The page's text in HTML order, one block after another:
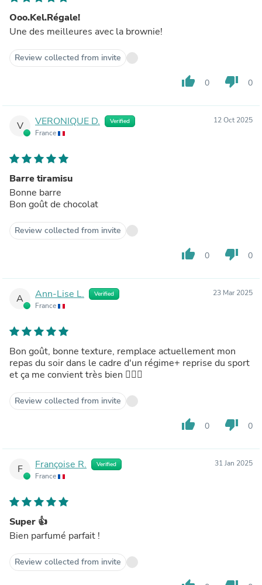
Ooo.Kel.Régale!
Une des meilleures avec la brownie!
Review collected from invite
thumb_up 0 thumb_down 0
V VERONIQUE D. Verified
France
12 Oct 2025
Barre tiramisu
Bonne barre
Bon goût de chocolat
Review collected from invite
thumb_up 0 thumb_down 0
A Ann-Lise L. Verified
France
23 Mar 2025
Bon goût, bonne texture, remplace actuellement mon
repas du soir dans le cadre d'un régime+ reprise du sport
et ça me convient très bien 👍🏻😊
Review collected from invite
thumb_up 0 thumb_down 0
F Françoise R. Verified
France
31 Jan 2025
Super 👍
Bien parfumé parfait !
Review collected from invite